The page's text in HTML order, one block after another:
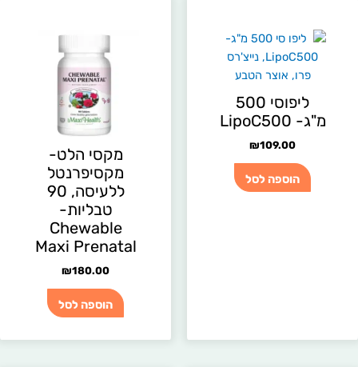
ליפוסי 500
מ"ג- LipoC500
₪109.00
הוספה לסל
מקסי הלט-
מקסיפרנטל
ללעיסה, 90
טבליות-
Chewable
Maxi Prenatal
₪180.00
הוספה לסל